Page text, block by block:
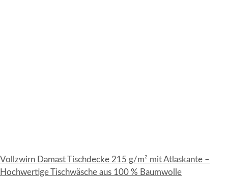
Vollzwirn Damast Tischdecke 215 g/m² mit Atlaskante –
Hochwertige Tischwäsche aus 100 % Baumwolle